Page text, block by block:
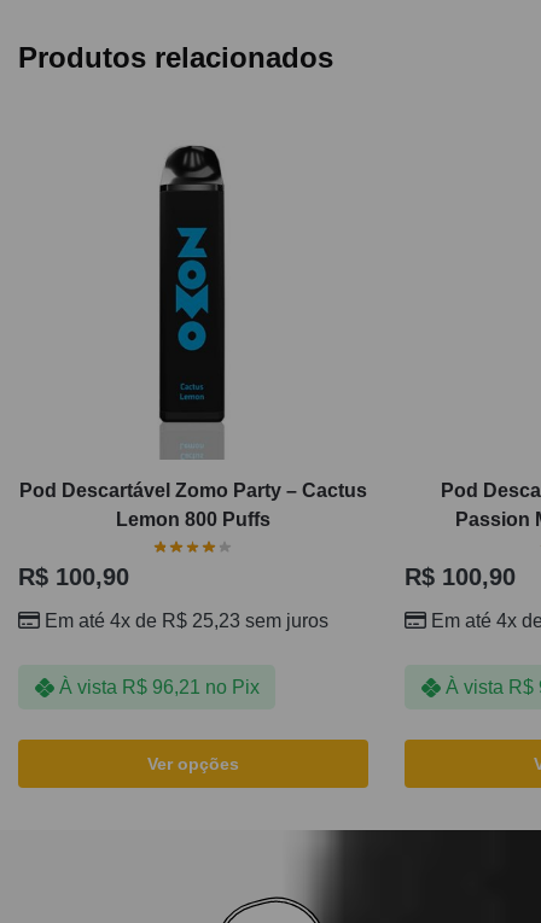
Produtos relacionados
Pod Descartável Zomo Party – Cactus
Lemon 800 Puffs
R$ 100,90
Em até 4x de R$ 25,23 sem juros
À vista R$96,21 no Pix
Ver opções
Pod
Passion
R$ 100,90
Em até 4x
À vista R$